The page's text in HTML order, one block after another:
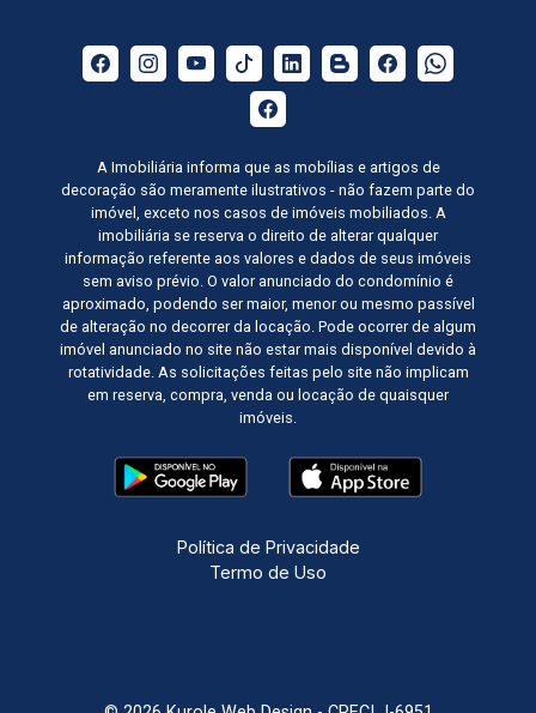
A Imobiliária informa que as mobílias e artigos de
decoração são meramente ilustrativos - não fazem parte do
imóvel, exceto nos casos de imóveis mobiliados. A
imobiliária se reserva o direito de alterar qualquer
informação referente aos valores e dados de seus imóveis
sem aviso prévio. O valor anunciado do condomínio é
aproximado, podendo ser maior, menor ou mesmo passível
de alteração no decorrer da locação. Pode ocorrer de algum
imóvel anunciado no site não estar mais disponível devido à
rotatividade. As solicitações feitas pelo site não implicam
em reserva, compra, venda ou locação de quaisquer
imóveis.
Política de Privacidade
Termo de Uso